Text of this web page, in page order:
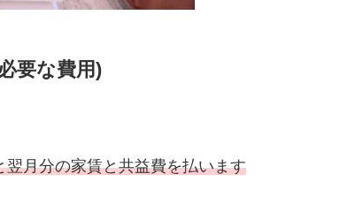
要な費用)
翌月分の家賃と共益費を払います